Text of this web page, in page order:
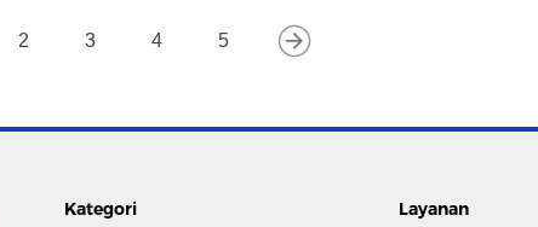
2 3 4 5
Kategori Layanan